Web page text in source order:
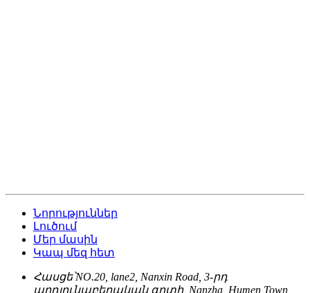
Նորություններ
Լուծում
Մեր մասին
Կապ մեզ հետ
Հասցե՝NO.20, lane2, Nanxin Road, 3-րդ
արդյունաբերական գոտի, Nanzha, Humen Town